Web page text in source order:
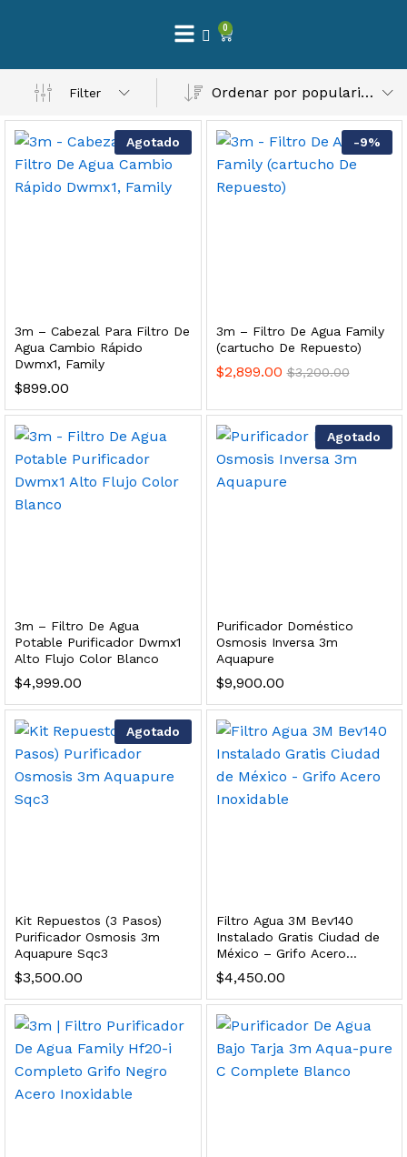
0
Filter Ordenar por popularidad
Agotado
3m – Cabezal Para Filtro De
Agua Cambio Rápido
Dwmx1, Family
$899.00
-9%
3m – Filtro De Agua Family
(cartucho De Repuesto)
$2,899.00 $3,200.00
3m – Filtro De Agua
Potable Purificador Dwmx1
Alto Flujo Color Blanco
$4,999.00
Agotado
Purificador Doméstico
Osmosis Inversa 3m
Aquapure
$9,900.00
Agotado
Kit Repuestos (3 Pasos)
Purificador Osmosis 3m
Aquapure Sqc3
$3,500.00
Filtro Agua 3M Bev140
Instalado Gratis Ciudad de
México – Grifo Acero
Inoxidable
$4,450.00
– Máxima Calidad En Filtración
3,900.00
al carrito
al carrito
Esterilizador UV 25 Watts 4 Pines
999.00
al carrito
2,899.00
al carrito
de Agua | Repuesto (con Polifosfatos)
3,699.00
SS304 Natural Cepillado | Agua Purificada
699.00
al carrito
L/h, con filtración Welltek WT-WFS600-4S